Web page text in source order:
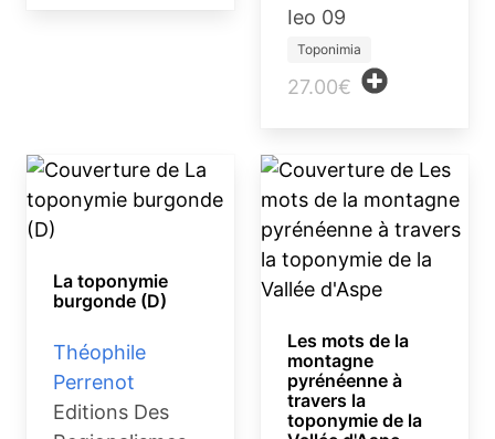
Ieo 09
Toponimia
27.00€
La toponymie
burgonde (D)
Théophile
Perrenot
Editions Des
Les mots de la
montagne
pyrénéenne à
travers la
toponymie de la